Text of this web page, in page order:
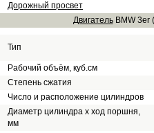
Дорожный просвет
ДвигательBMW 3er
Тип
Рабочий объём, куб.см
Степень сжатия
Число и расположение цилиндров
Диаметр цилиндра х ход поршня,
мм